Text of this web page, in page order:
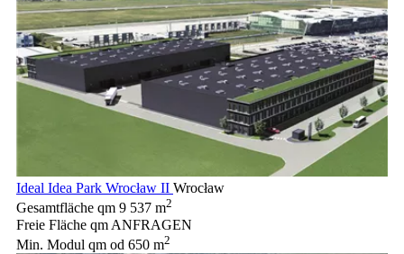
Ideal Idea Park Wrocław II Wrocław
Gesamtfläche qm 9 537 m2
Freie Fläche qm ANFRAGEN
Min. Modul qm od 650 m2